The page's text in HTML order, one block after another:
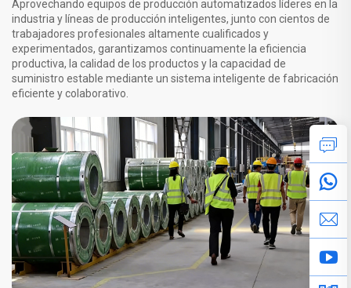
Aprovechando equipos de producción automatizados líderes en la
industria y líneas de producción inteligentes, junto con cientos de
trabajadores profesionales altamente cualificados y
experimentados, garantizamos continuamente la eficiencia
productiva, la calidad de los productos y la capacidad de
suministro estable mediante un sistema inteligente de fabricación
eficiente y colaborativo.